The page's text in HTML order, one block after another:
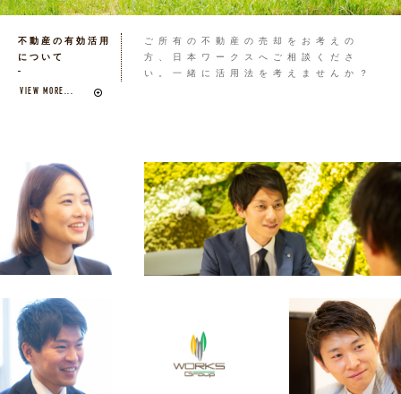
不動産の有効活用
について
VIEW MORE...
ご所有の不動産の売却をお考えの
方、日本ワークスへご相談くださ
い。一緒に活用法を考えませんか？